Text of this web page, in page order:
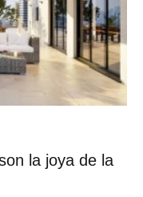
la joya de la